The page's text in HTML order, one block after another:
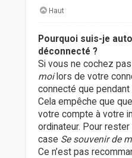
Haut
Pourquoi suis-je
déconnecté ?
Si vous ne cochez
moilors de votre
connecté que
Cela empêche que
votre compte à votre
ordinateur. Pour
case Se souvenir de
Ce n’est pas